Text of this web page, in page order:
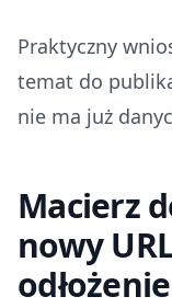
Praktyczny
temat do
nie ma już
Macierz
nowy
odłożenie